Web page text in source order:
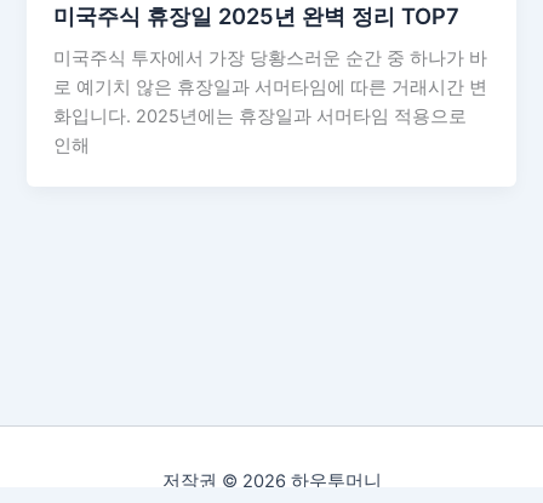
미국주식 휴장일 2025년 완벽 정리 TOP7
미국주식 투자에서 가장 당황스러운 순간 중 하나가 바
로 예기치 않은 휴장일과 서머타임에 따른 거래시간 변
화입니다. 2025년에는 휴장일과 서머타임 적용으로
인해
저작권 © 2026 하우투머니